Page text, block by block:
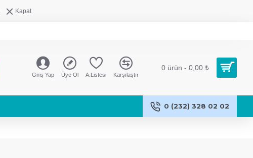
Kapat
Giriş Yap Üye Ol A.Listesi Karşılaştır
0 ürün - 0,00 ₺
0 (232) 328 02 02